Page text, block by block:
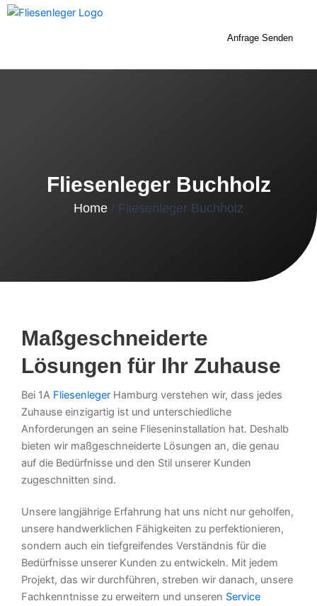
Zum
Anfrage Senden
Fliesenleger Buchholz
Home / Fliesenleger Buchholz
Maßgeschneiderte
Lösungen für Ihr Zuhause
Bei 1A Fliesenleger Hamburg verstehen wir, dass jedes
Zuhause einzigartig ist und unterschiedliche
Anforderungen an seine Flieseninstallation hat. Deshalb
bieten wir maßgeschneiderte Lösungen an, die genau
auf die Bedürfnisse und den Stil unserer Kunden
zugeschnitten sind.
Unsere langjährige Erfahrung hat uns nicht nur geholfen,
unsere handwerklichen Fähigkeiten zu perfektionieren,
sondern auch ein tiefgreifendes Verständnis für die
Bedürfnisse unserer Kunden zu entwickeln. Mit jedem
Projekt, das wir durchführen, streben wir danach, unsere
Fachkenntnisse zu erweitern und unseren Service